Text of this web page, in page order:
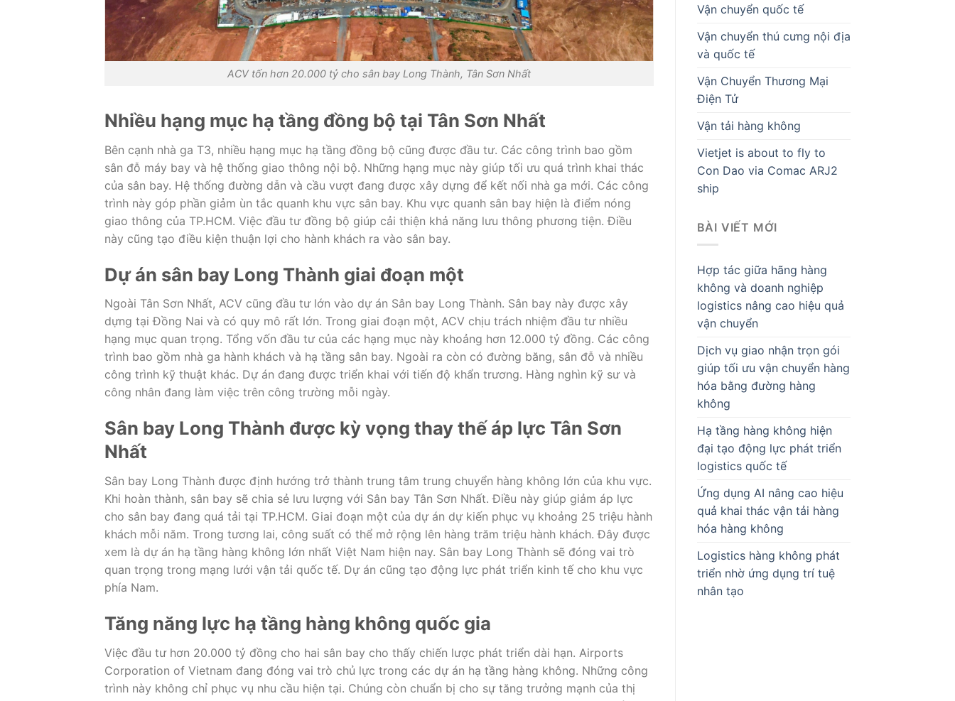
ACV tốn hơn 20.000 tỷ cho sân bay Long Thành, Tân Sơn Nhất
Nhiều hạng mục hạ tầng đồng bộ tại Tân Sơn Nhất
Bên cạnh nhà ga T3, nhiều hạng mục hạ tầng đồng bộ cũng được đầu tư. Các công trình bao gồm
sân đỗ máy bay và hệ thống giao thông nội bộ. Những hạng mục này giúp tối ưu quá trình khai thác
của sân bay. Hệ thống đường dẫn và cầu vượt đang được xây dựng để kết nối nhà ga mới. Các công
trình này góp phần giảm ùn tắc quanh khu vực sân bay. Khu vực quanh sân bay hiện là điểm nóng
giao thông của TP.HCM. Việc đầu tư đồng bộ giúp cải thiện khả năng lưu thông phương tiện. Điều
này cũng tạo điều kiện thuận lợi cho hành khách ra vào sân bay.
Dự án sân bay Long Thành giai đoạn một
Ngoài Tân Sơn Nhất, ACV cũng đầu tư lớn vào dự án Sân bay Long Thành. Sân bay này được xây
dựng tạiĐồng Nai và có quy mô rất lớn. Trong giai đoạn một, ACV chịu trách nhiệm đầu tư nhiều
hạng mục quan trọng. Tổng vốn đầu tư của các hạng mục này khoảng hơn 12.000 tỷ đồng. Các công
trình bao gồm nhà ga hành khách và hạ tầng sân bay. Ngoài ra còn có đường băng, sân đỗ và nhiều
công trình kỹ thuật khác. Dự án đang được triển khai với tiến độ khẩn trương. Hàng nghìn kỹ sư và
công nhân đang làm việc trên công trường mỗi ngày.
Sân bay Long Thành được kỳ vọng thay thế áp lực Tân Sơn
Nhất
Sân bay Long Thành được định hướng trở thành trung tâm trung chuyển hàng không lớn của khu vực.
Khi hoàn thành, sân bay sẽ chia sẻ lưu lượng với Sân bay Tân Sơn Nhất. Điều này giúp giảm áp lực
cho sân bay đang quá tải tại TP.HCM. Giai đoạn một của dự án dự kiến phục vụ khoảng 25 triệu hành
khách mỗi năm. Trong tương lai, công suất có thể mở rộng lên hàng trăm triệu hành khách. Đây được
xem là dự án hạ tầng hàng không lớn nhất Việt Nam hiện nay. Sân bay Long Thành sẽ đóng vai trò
quan trọng trong mạng lưới vận tải quốc tế. Dự án cũng tạo động lực phát triển kinh tế cho khu vực
phía Nam.
Tăng năng lực hạ tầng hàng không quốc gia
Việc đầu tư hơn 20.000 tỷ đồng cho hai sân bay cho thấy chiến lược phát triển dài hạn. Airports
Corporation of Vietnam đang đóng vai trò chủ lực trong các dự án hạ tầng hàng không. Những công
trình này không chỉ phục vụ nhu cầu hiện tại. Chúng còn chuẩn bị cho sự tăng trưởng mạnh của thị
Vận chuyển quốc tế
Vận chuyển thú cưng nội địa
và quốc tế
Vận Chuyển Thương Mại
Điện Tử
Vận tải hàng không
Vietjet is about to fly to
Con Dao via Comac ARJ2
ship
BÀI VIẾT MỚI
Hợp tác giữa hãng hàng
không và doanh nghiệp
logistics nâng cao hiệu quả
vận chuyển
Dịch vụ giao nhận trọn gói
giúp tối ưu vận chuyển hàng
hóa bằng đường hàng
không
Hạ tầng hàng không hiện
đại tạo động lực phát triển
logistics quốc tế
Ứng dụng AI nâng cao hiệu
quả khai thác vận tải hàng
hóa hàng không
Logistics hàng không phát
triển nhờ ứng dụng trí tuệ
nhân tạo